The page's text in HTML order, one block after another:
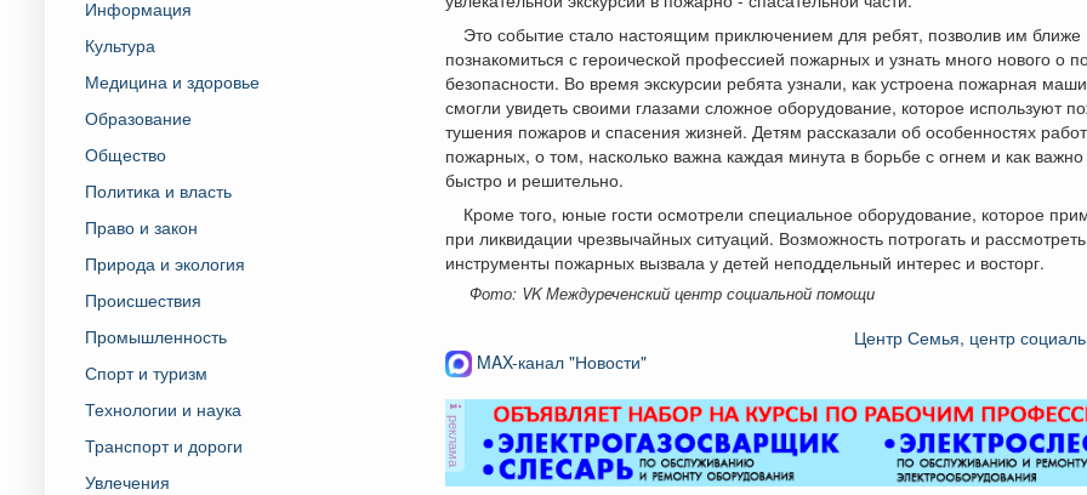
Информация
Культура
Медицина и здоровье
Образование
Общество
Политика и власть
Право и закон
Природа и экология
Происшествия
Промышленность
Спорт и туризм
Технологии и наука
Транспорт и дороги
Увлечения
Это событие стало настоящим приключением для ребят, позволив им ближе
познакомиться с героической профессией пожарных и узнать много нового о
безопасности. Во время экскурсии ребята узнали, как устроена пожарная
смогли увидеть своими глазами сложное оборудование, которое используют
тушения пожаров и спасения жизней. Детям рассказали об особенностях
пожарных, о том, насколько важна каждая минута в борьбе с огнем и как важно
быстро и решительно.
Кроме того, юные гости осмотрели специальное оборудование, которое
при ликвидации чрезвычайных ситуаций. Возможность потрогать и рассмотреть
инструменты пожарных вызвала у детей неподдельный интерес и восторг.
Фото: VK Междуреченский центр социальной помощи
Центр Семья, центр
MAX-канал "Новости"
реклама